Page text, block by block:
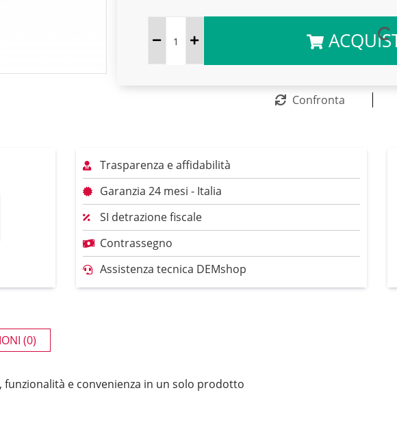
Confronta
Trasparenza e affidabilità
Garanzia 24 mesi - Italia
SI detrazione fiscale
Contrassegno
Assistenza tecnica DEMshop
(0)
funzionalità e convenienza in un solo prodotto